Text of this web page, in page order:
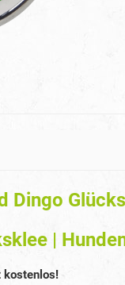
Dingo
|
kostenlos!